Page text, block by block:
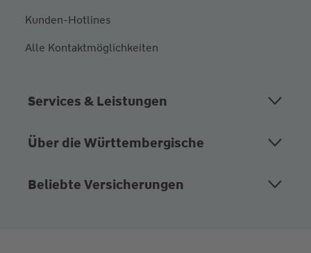
Kunden-Hotlines
Alle Kontaktmöglichkeiten
Services & Leistungen
Über die Württembergische
Beliebte Versicherungen